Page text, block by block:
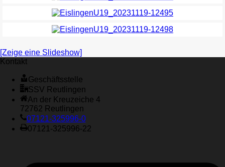
[Zeige eine Slideshow]
Kontakt
Geschäftsstelle
SSV Reutlingen
An der Kreuzeiche 4
72762 Reutlingen
07121-325996-0
07121-325996-22